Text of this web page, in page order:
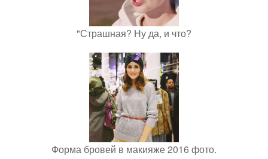
"Страшная? Ну да, и что?
Форма бровей в макияже 2016 фото.